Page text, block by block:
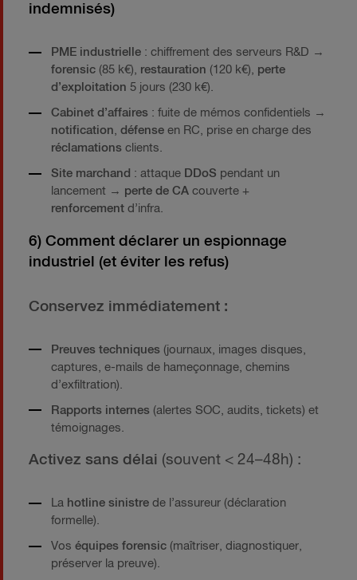
indemnisés)
PME industrielle : chiffrement des serveurs R&D →
forensic (85 k€), restauration (120 k€), perte
d’exploitation 5 jours (230 k€).
Cabinet d’affaires : fuite de mémos confidentiels →
notification, défense en RC, prise en charge des
réclamations clients.
Site marchand : attaque DDoS pendant un
lancement → perte de CA couverte +
renforcement d’infra.
6) Comment déclarer un espionnage
industriel (et éviter les refus)
Conservez immédiatement :
Preuves techniques (journaux, images disques,
captures, e-mails de hameçonnage, chemins
d’exfiltration).
Rapports internes (alertes SOC, audits, tickets) et
témoignages.
Activez sans délai (souvent < 24–48h) :
La hotline sinistre de l’assureur (déclaration
formelle).
Vos équipes forensic (maîtriser, diagnostiquer,
préserver la preuve).